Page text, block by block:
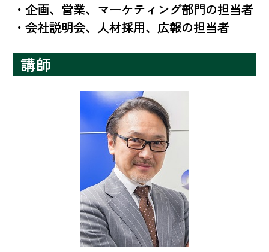
・企画、営業、マーケティング部門の担当者
・会社説明会、人材採用、広報の担当者
講師